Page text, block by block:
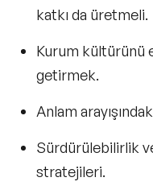
katkı da üretmeli.
Kurum kültürünü
getirmek.
Anlam
Sürdürülebilirlik
stratejileri.